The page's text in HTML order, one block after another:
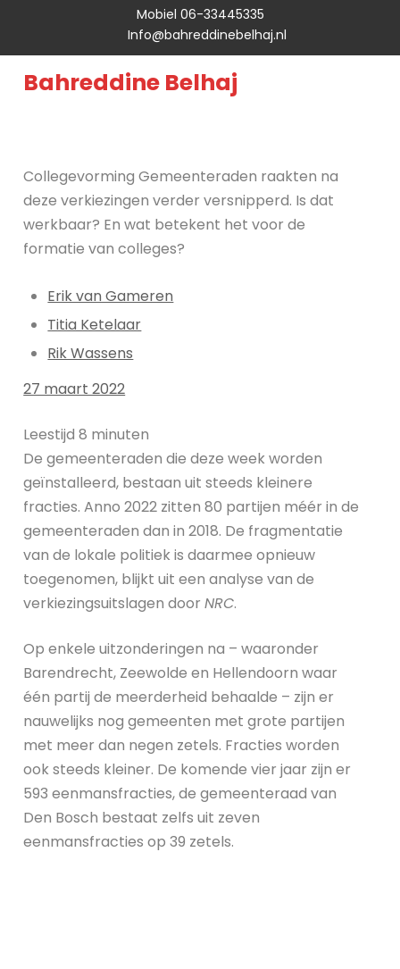
Mobiel 06-33445335
Info@bahreddinebelhaj.nl
Bahreddine Belhaj
Collegevorming Gemeenteraden raakten na
deze verkiezingen verder versnipperd. Is dat
werkbaar? En wat betekent het voor de
formatie van colleges?
Erik van Gameren
Titia Ketelaar
Rik Wassens
27 maart 2022
Leestijd 8 minuten
De gemeenteraden die deze week worden
geïnstalleerd, bestaan uit steeds kleinere
fracties. Anno 2022 zitten 80 partijen méér in de
gemeenteraden dan in 2018. De fragmentatie
van de lokale politiek is daarmee opnieuw
toegenomen, blijkt uit een analyse van de
verkiezingsuitslagen doorNRC.
Op enkele uitzonderingen na – waaronder
Barendrecht, Zeewolde en Hellendoorn waar
één partij de meerderheid behaalde – zijn er
nauwelijks nog gemeenten met grote partijen
met meer dan negen zetels. Fracties worden
ook steeds kleiner. De komende vier jaar zijn er
593 eenmansfracties, de gemeenteraad van
Den Bosch bestaat zelfs uit zeven
eenmansfracties op 39 zetels.